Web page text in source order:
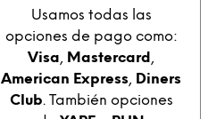
Usamos todas las
opciones de pago como:
Visa, Mastercard,
American Express, Diners
Club. También opciones